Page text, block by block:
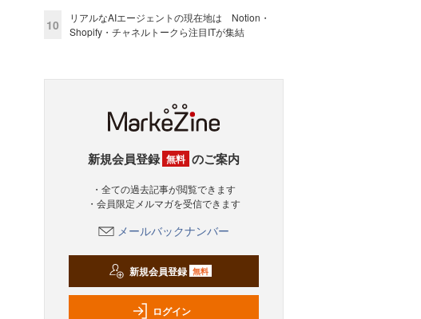
10
リアルなAIエージェントの現在地は Notion・
Shopify・チャネルトークら注目ITが集結
新規会員登録 無料 のご案内
・全ての過去記事が閲覧できます
・会員限定メルマガを受信できます
メールバックナンバー
新規会員登録 無料
ログイン